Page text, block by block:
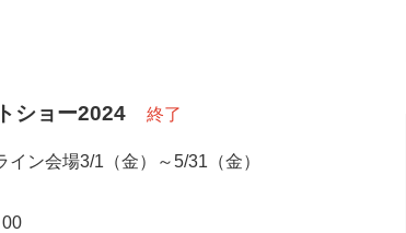
ショー2024 終了
イン会場3/1 （金）～5/31 （金）
00